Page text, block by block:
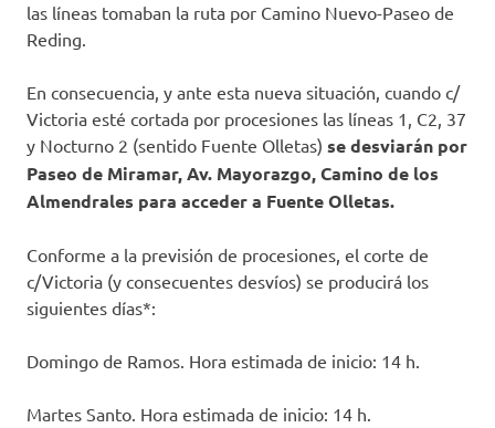
las líneas tomaban la ruta por Camino Nuevo-Paseo de
Reding.
En consecuencia, y ante esta nueva situación, cuando c/
Victoria esté cortada por procesiones las líneas 1, C2, 37
y Nocturno 2 (sentido Fuente Olletas) se desviarán por
Paseo de Miramar, Av. Mayorazgo, Camino de los
Almendrales para acceder a Fuente Olletas.
Conforme a la previsión de procesiones, el corte de
c/Victoria (y consecuentes desvíos) se producirá los
siguientes días*:
Domingo de Ramos. Hora estimada de inicio: 14 h.
Martes Santo. Hora estimada de inicio: 14 h.